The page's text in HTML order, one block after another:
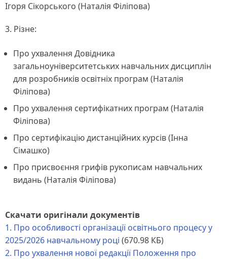
Ігоря Сікорського (Наталія Філіпова)
3. Різне:
Про ухвалення Довідника
загальноуніверситетських навчальних дисциплін
для розробників освітніх програм (Наталія
Філіпова)
Про ухвалення сертифікатних програм (Наталія
Філіпова)
Про сертифікацію дистанційних курсів (Інна
Сімашко)
Про присвоєння грифів рукописам навчальних
видань (Наталія Філіпова)
Скачати оригінали документів
1. Про особливості організації освітнього процесу у
2025/2026 навчальному році (670.98 КБ)
2. Про ухвалення нової редакції Положення про